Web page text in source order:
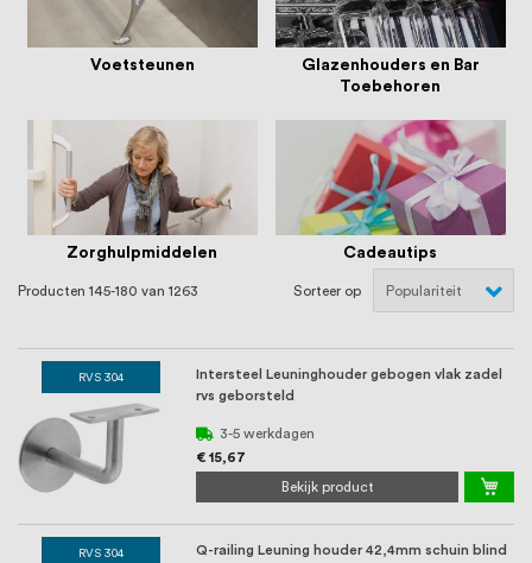
Voetsteunen
Glazenhouders en Bar
Toebehoren
Zorghulpmiddelen Cadeautips
Producten 145-180 van 1263 Sorteer op
RVS 304
Intersteel Leuninghouder gebogen vlak zadel
rvs geborsteld
3-5 werkdagen
€ 15,67
Bekijk product
RVS 304
Q-railing Leuning houder 42,4mm schuin blind